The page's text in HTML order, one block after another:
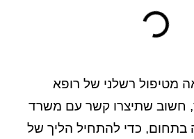
מטיפול רשלני של רופא
חשוב שתיצרו קשר עם משרד
בתחום, כדי להתחיל הליך של